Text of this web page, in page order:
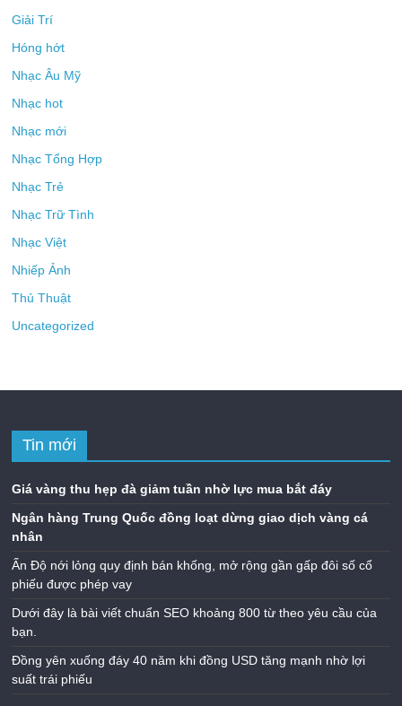
Giải Trí
Hóng hớt
Nhạc Âu Mỹ
Nhạc hot
Nhạc mới
Nhạc Tổng Hợp
Nhạc Trẻ
Nhạc Trữ Tình
Nhạc Việt
Nhiếp Ảnh
Thủ Thuật
Uncategorized
Tin mới
Giá vàng thu hẹp đà giảm tuần nhờ lực mua bắt đáy
Ngân hàng Trung Quốc đồng loạt dừng giao dịch vàng cá
nhân
Ấn Độ nới lỏng quy định bán khống, mở rộng gần gấp đôi số cổ
phiếu được phép vay
Dưới đây là bài viết chuẩn SEO khoảng 800 từ theo yêu cầu của
bạn.
Đồng yên xuống đáy 40 năm khi đồng USD tăng mạnh nhờ lợi
suất trái phiếu